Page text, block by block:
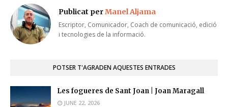
Publicat perManel Aljama
Escriptor, Comunicador, Coach de comunicació, edició
i tecnologies de la informació.
POTSER T'AGRADEN AQUESTES ENTRADES
Les fogueres de Sant Joan | Joan Maragall
JUNE 22, 2026